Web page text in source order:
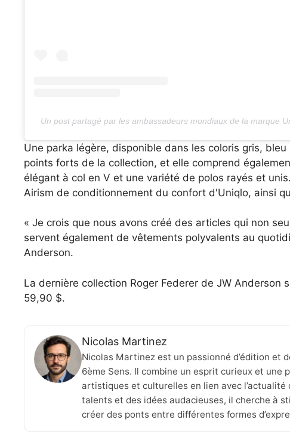
Un post partagé par les ambassadeurs mondiaux de la marque
Une parka légère, disponible dans les coloris gris,
points forts de la collection, et elle comprend
élégant à col en V et une variété de polos rayés et
Airism de conditionnement du confort d'Uniqlo, ainsi
« Je crois que nous avons créé des articles qui non
servent également de vêtements polyvalents au
Anderson.
La dernière collection Roger Federer de JW
59,90 $.
Nicolas Martinez
Nicolas Martinez est un passionné d’édition et
6ème Sens. Il combine un esprit curieux et
artistiques et culturelles en lien avec l’actualité
talents et des idées audacieuses, il cherche à
créer des ponts entre différentes formes